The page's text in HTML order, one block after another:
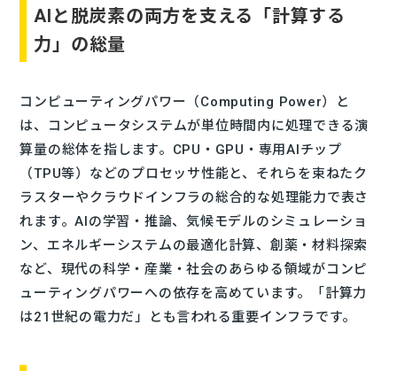
AIと脱炭素の両方を支える「計算する
力」の総量
コンピューティングパワー（Computing Power）と
は、コンピュータシステムが単位時間内に処理できる演
算量の総体を指します。CPU・GPU・専用AIチップ
（TPU等）などのプロセッサ性能と、それらを束ねたク
ラスターやクラウドインフラの総合的な処理能力で表さ
れます。AIの学習・推論、気候モデルのシミュレーショ
ン、エネルギーシステムの最適化計算、創薬・材料探索
など、現代の科学・産業・社会のあらゆる領域がコンピ
ューティングパワーへの依存を高めています。「計算力
は21世紀の電力だ」とも言われる重要インフラです。